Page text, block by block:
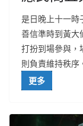
是日晚上十一時
善信準時到黃大
打扮到場參與，
則負責維持秩序
更多